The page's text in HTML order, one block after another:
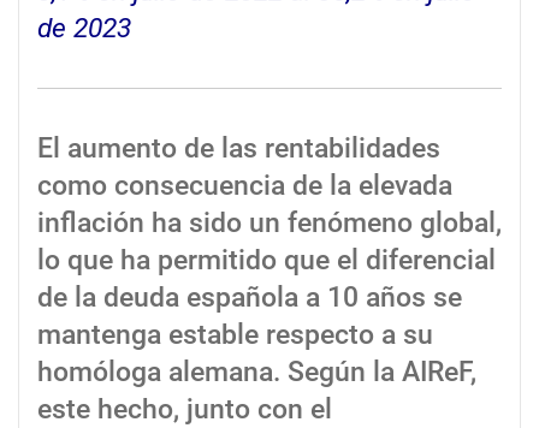
de 2023
El aumento de las rentabilidades
como consecuencia de la elevada
inflación ha sido un fenómeno global,
lo que ha permitido que el diferencial
de la deuda española a 10 años se
mantenga estable respecto a su
homóloga alemana. Según la AIReF,
este hecho, junto con el